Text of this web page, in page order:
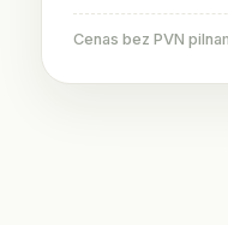
Cenas bez PVN